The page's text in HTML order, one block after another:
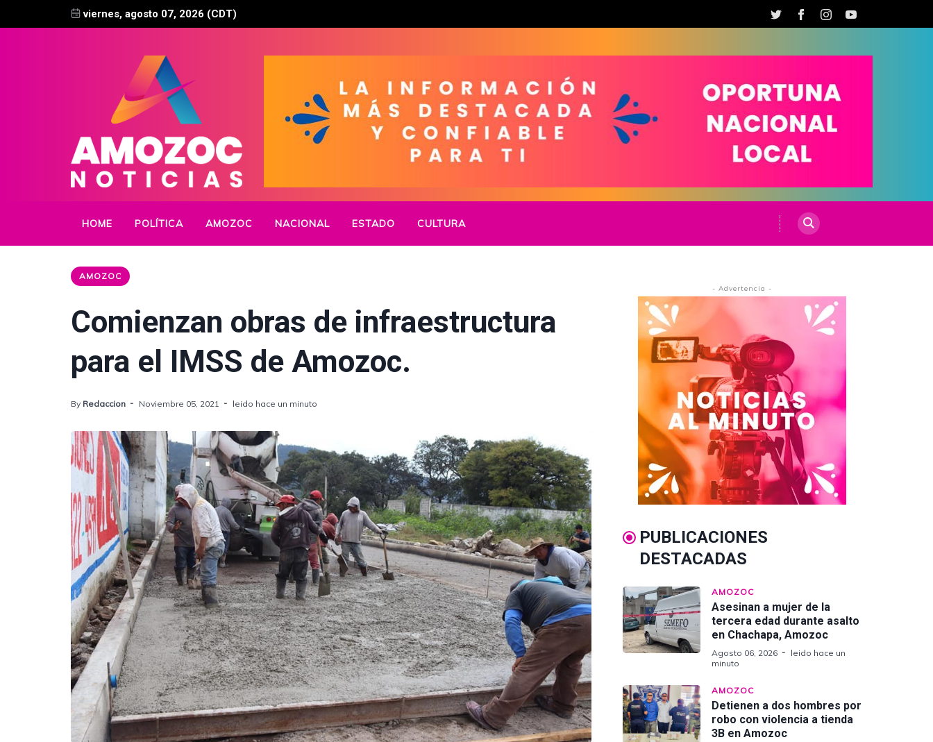
viernes, agosto 07, 2026 (CDT)
HOME POLÍTICA AMOZOC NACIONAL ESTADO CULTURA
AMOZOC
Comienzan obras de infraestructura
para el IMSS de Amozoc.
By Redaccion Noviembre 05, 2021 leido hace un minuto
- Advertencia -
PUBLICACIONES
DESTACADAS
AMOZOC
Asesinan a mujer de la
tercera edad durante asalto
en Chachapa, Amozoc
Agosto 06, 2026
leido hace un
minuto
AMOZOC
Detienen a dos hombres por
robo con violencia a tienda
3B en Amozoc